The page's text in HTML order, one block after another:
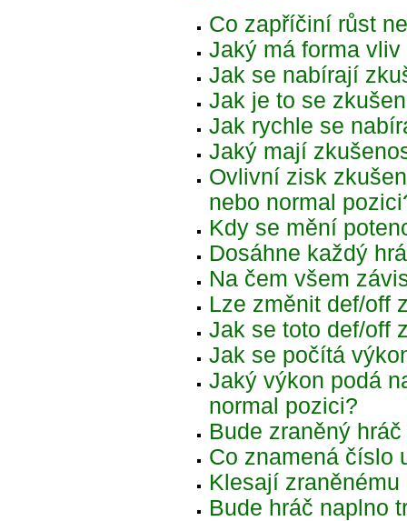
Co zapříčiní růst
Jaký má forma
Jak se nabírají
Jak je to se
Jak rychle se
Jaký mají
Ovlivní zisk
nebo normal
Kdy se mění
Dosáhne každý
Na čem všem
Lze změnit def/off
Jak se toto def/off
Jak se počítá
Jaký výkon podá
normal pozici?
Bude zraněný
Co znamená číslo
Klesají
Bude hráč naplno